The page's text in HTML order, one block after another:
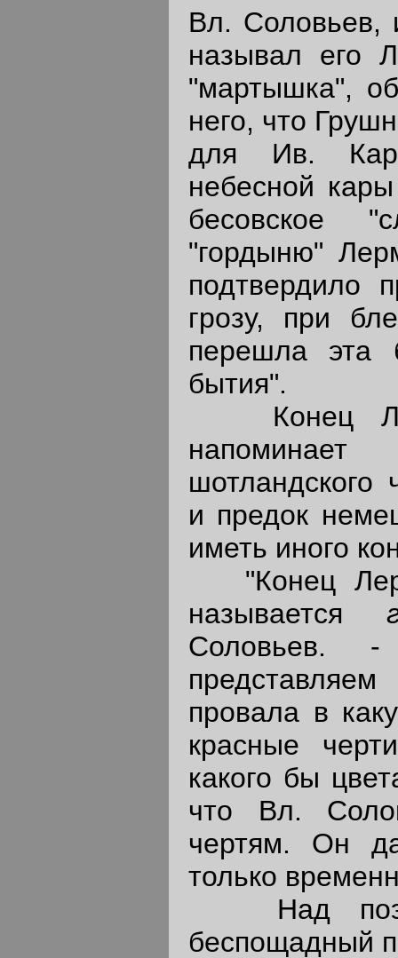
Вл. Соловьев,
называл его
"мартышка",
него, что
для Ив.
небесной
бесовское
"гордыню"
подтвердило
грозу, при
перешла эта
бытия".
Конец
и предок
иметь иного
"Конец
называется
Соловьев.
провала в
красные
какого бы
что Вл.
чертям. Он
только
Над
беспощадный